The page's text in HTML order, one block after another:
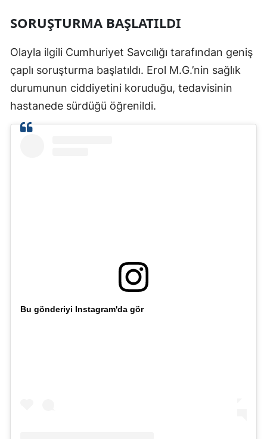
SORUŞTURMA BAŞLATILDI
Olayla ilgili Cumhuriyet Savcılığı tarafından geniş
çaplı soruşturma başlatıldı. Erol M.G.’nin sağlık
durumunun ciddiyetini koruduğu, tedavisinin
hastanede sürdüğü öğrenildi.
Bu gönderiyi Instagram'da gör